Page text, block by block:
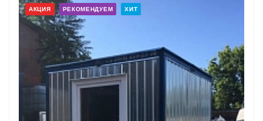
АКЦИЯ РЕКОМЕНДУЕМ ХИТ